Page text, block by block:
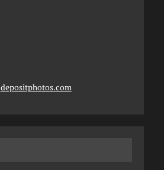
depositphotos.com